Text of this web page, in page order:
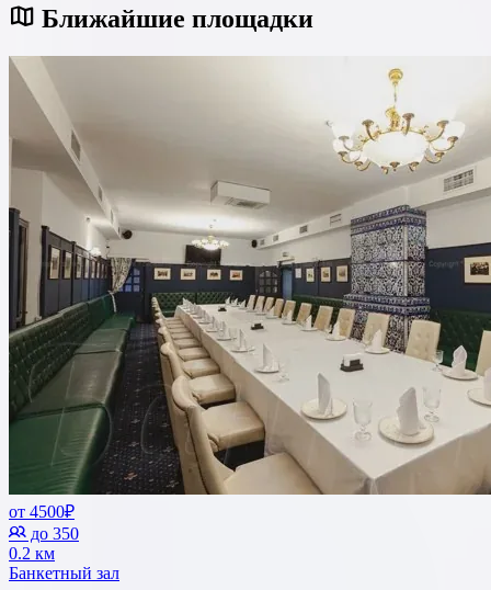
Ближайшие площадки
от 4500₽
до 350
0.2 км
Банкетный зал